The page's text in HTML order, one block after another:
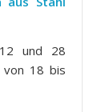
und 28
18 bis